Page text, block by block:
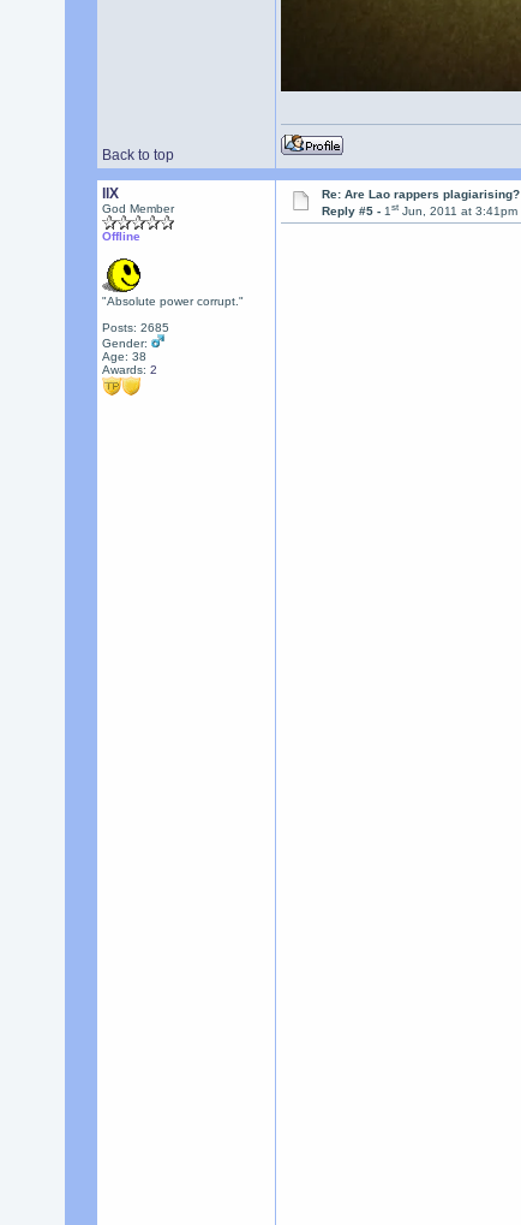
Back to top
llX
God Member
Offline
"Absolute power corrupt."
Posts: 2685
Gender:
Age: 38
Awards: 2
Re: Are Lao rappers plagiarising?
Reply #5 -1st Jun, 2011 at 3:41pm